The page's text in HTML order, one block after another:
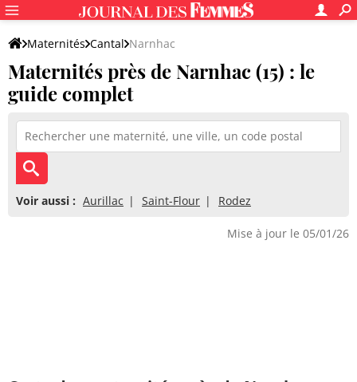
Maternités Cantal Narnhac
Maternités près de Narnhac (15) : le
guide complet
Voir aussi : Aurillac Saint-Flour Rodez
Mise à jour le 05/01/26